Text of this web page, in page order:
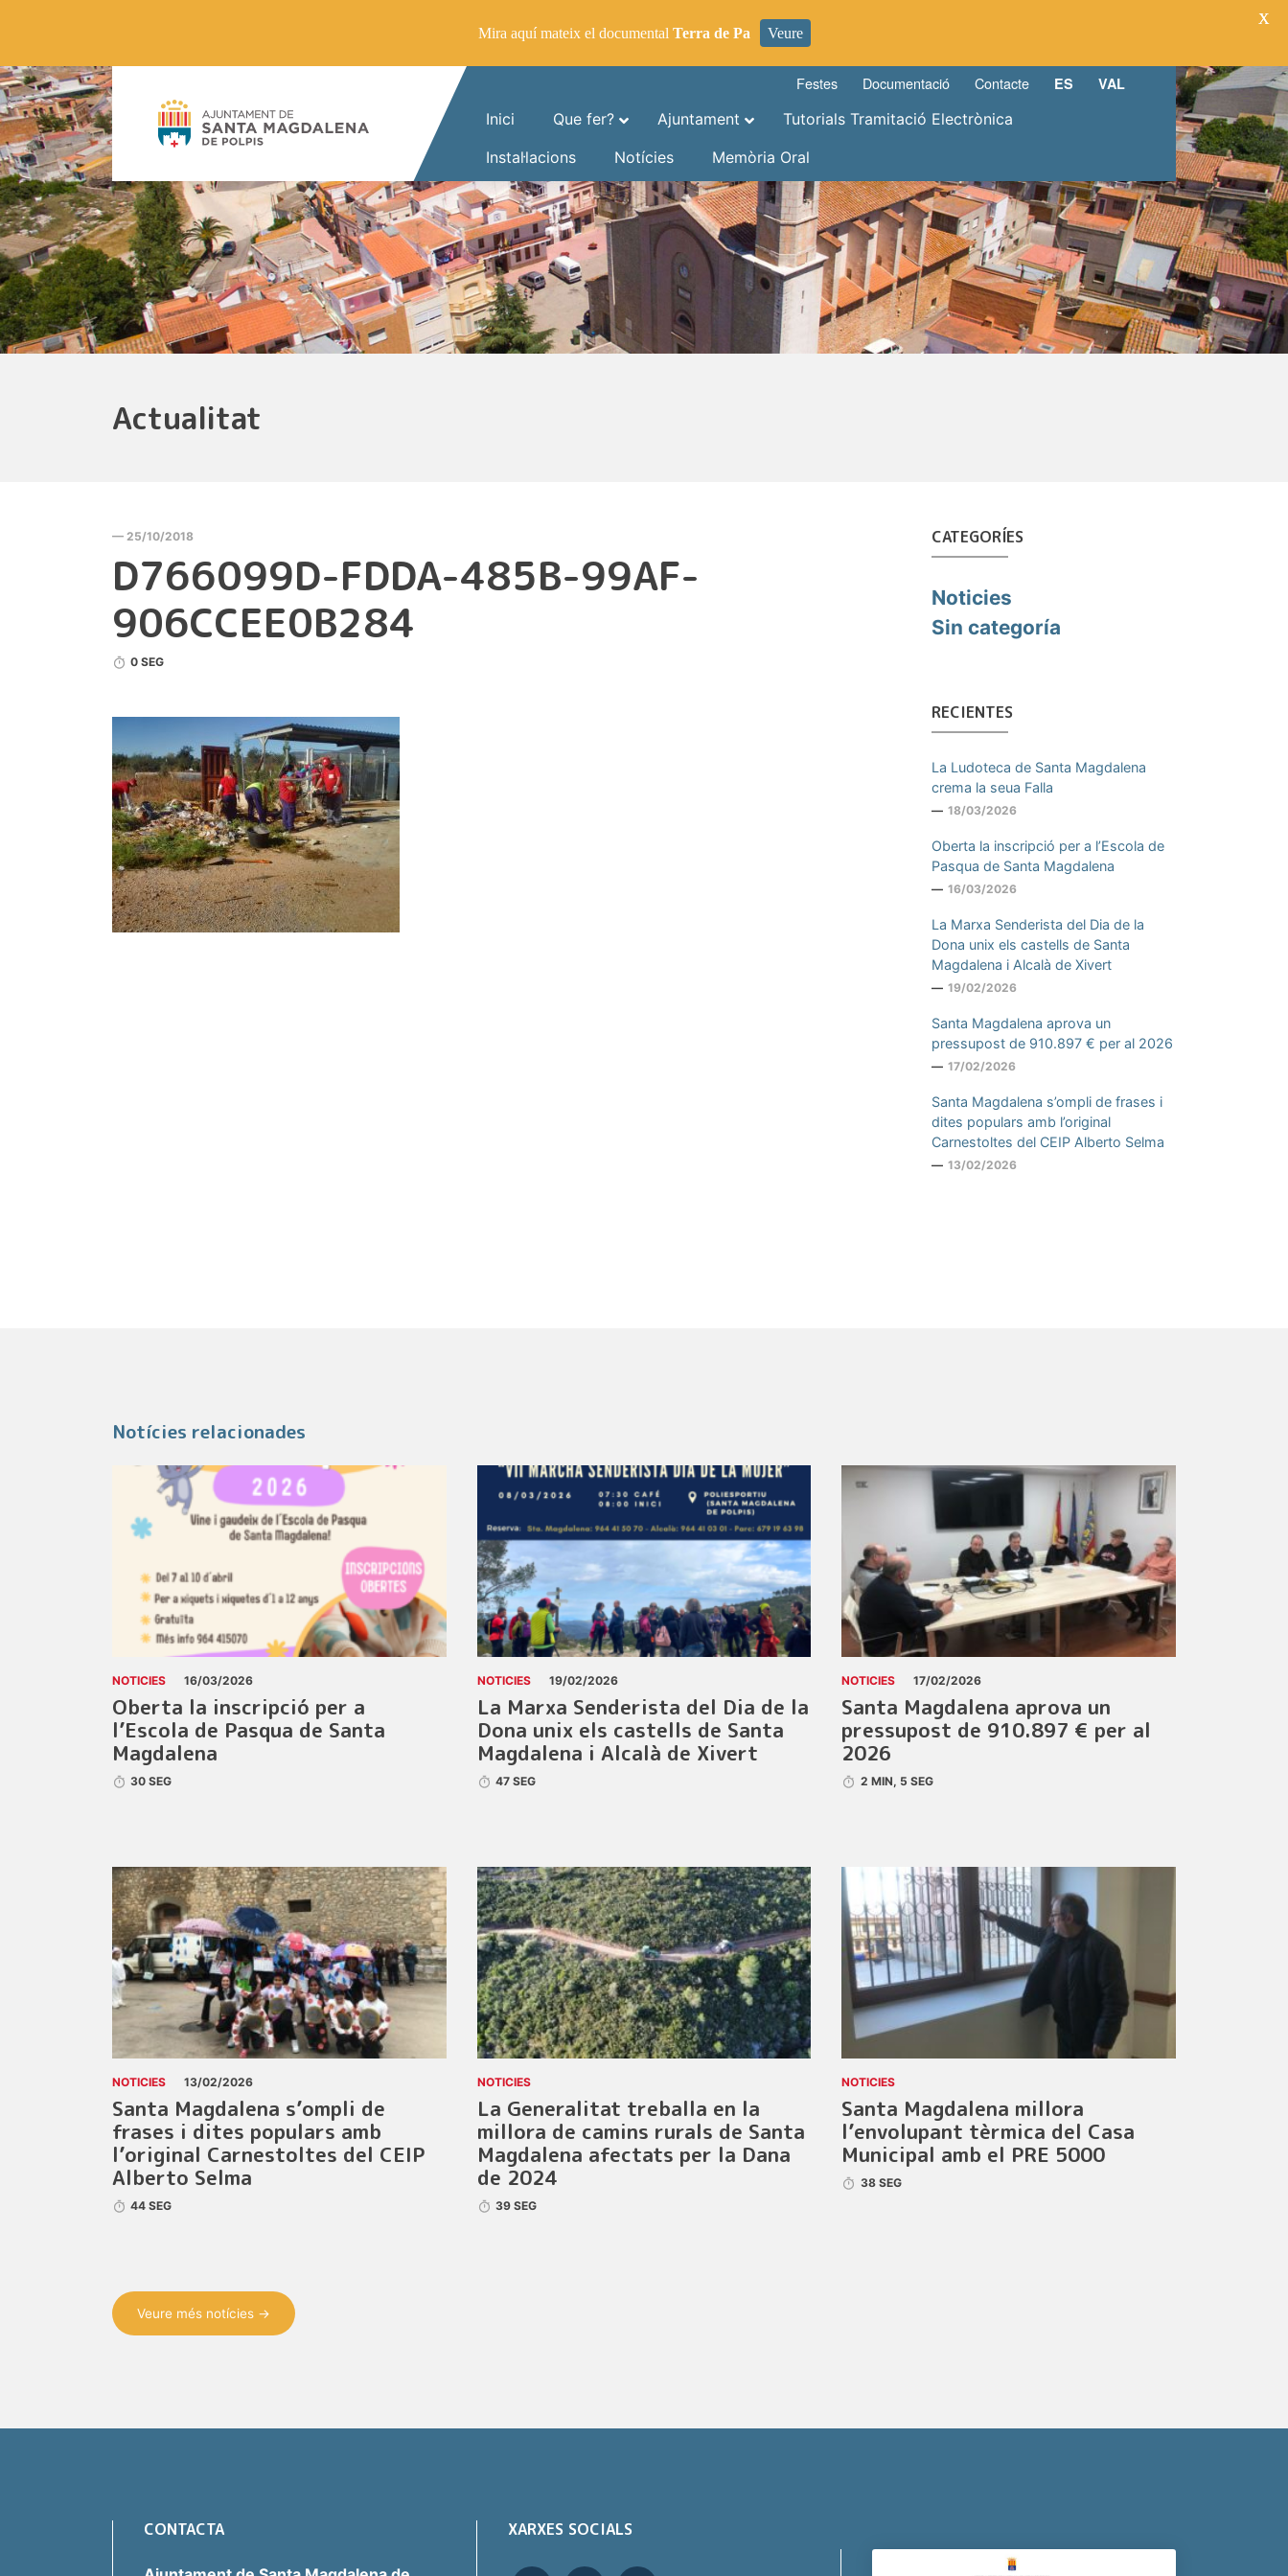
Festes Documentació Contacte ES
VAL
Inici
Que fer? Ajuntament
Tutorials Tramitació Electrònica
Instal·lacions
Notícies Memòria Oral
Actualitat
— 25/10/2018
D766099D-FDDA-485B-99AF-
906CCEE0B284
0 SEG
CATEGORÍES
Noticies
Sin categoría
RECIENTES
La Ludoteca de Santa Magdalena
crema la seua Falla
18/03/2026
Oberta la inscripció per a l’Escola de
Pasqua de Santa Magdalena
16/03/2026
La Marxa Senderista del Dia de la
Dona unix els castells de Santa
Magdalena i Alcalà de Xivert
19/02/2026
Santa Magdalena aprova un
pressupost de 910.897 € per al 2026
17/02/2026
Santa Magdalena s’ompli de frases i
dites populars amb l’original
Carnestoltes del CEIP Alberto Selma
13/02/2026
Notícies relacionades
NOTICIES 16/03/2026
Oberta la inscripció per a
l’Escola de Pasqua de Santa
Magdalena
30 SEG
NOTICIES 19/02/2026
La Marxa Senderista del Dia de la
Dona unix els castells de Santa
Magdalena i Alcalà de Xivert
47 SEG
NOTICIES 17/02/2026
Santa Magdalena aprova un
pressupost de 910.897 € per al
2026
2 MIN, 5 SEG
NOTICIES 13/02/2026
Santa Magdalena s’ompli de
frases i dites populars amb
l’original Carnestoltes del CEIP
Alberto Selma
44 SEG
NOTICIES
La Generalitat treballa en la
millora de camins rurals de Santa
Magdalena afectats per la Dana
de 2024
39 SEG
NOTICIES
Santa Magdalena millora
l’envolupant tèrmica del Casa
Municipal amb el PRE 5000
38 SEG
Veure més notícies →
CONTACTA XARXES SOCIALS
Mira aquí mateix el documental Terra de Pa Veure
X